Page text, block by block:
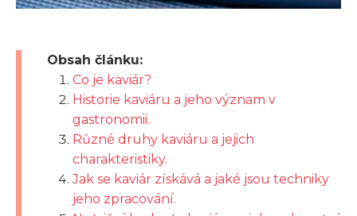
Obsah článku:
Co je kaviár?
Historie kaviáru a jeho význam v
gastronomii.
Různé druhy kaviáru a jejich
charakteristiky.
Jak se kaviár získává a jaké jsou techniky
jeho zpracování.